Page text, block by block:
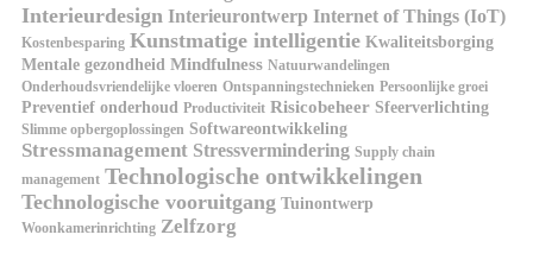
Interieurdesign Interieurontwerp Internet of Things (IoT)
Kostenbesparing Kunstmatige intelligentie Kwaliteitsborging
Mentale gezondheid Mindfulness Natuurwandelingen
Onderhoudsvriendelijke vloeren Ontspanningstechnieken Persoonlijke groei
Preventief onderhoud Productiviteit Risicobeheer Sfeerverlichting
Slimme opbergoplossingen Softwareontwikkeling
Stressmanagement Stressvermindering Supply chain
management Technologische ontwikkelingen
Technologische vooruitgang Tuinontwerp
Woonkamerinrichting Zelfzorg